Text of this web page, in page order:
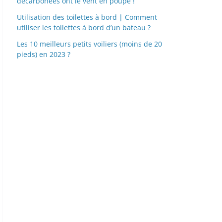
Utilisation des toilettes à bord | Comment
utiliser les toilettes à bord d’un bateau ?
Les 10 meilleurs petits voiliers (moins de 20
pieds) en 2023 ?